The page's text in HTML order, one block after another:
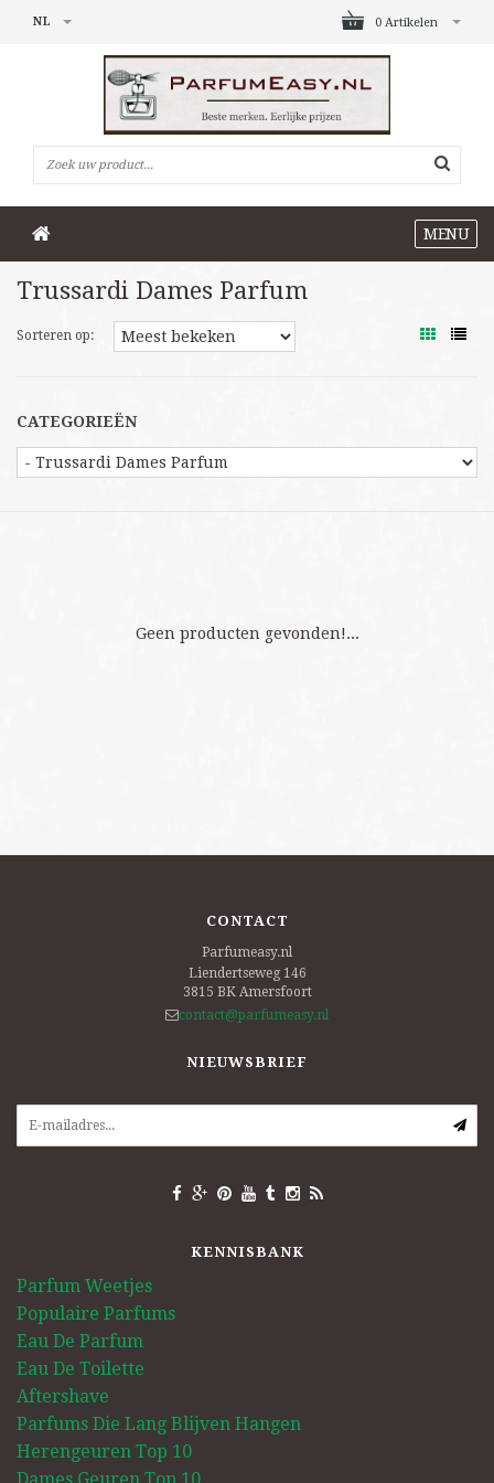
0 Artikelen
NL
MENU
Trussardi Dames Parfum
Sorteren op:
CATEGORIEËN
Geen producten gevonden!...
CONTACT
Parfumeasy.nl
Liendertseweg 146
3815 BK Amersfoort
contact@parfumeasy.nl
NIEUWSBRIEF
KENNISBANK
Parfum Weetjes
Populaire Parfums
Eau De Parfum
Eau De Toilette
Aftershave
Parfums Die Lang Blijven Hangen
Herengeuren Top 10